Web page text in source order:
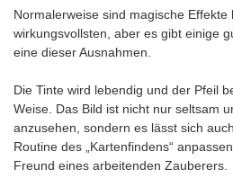
Normalerweise sind magische
wirkungsvollsten, aber es gibt einige
eine dieser Ausnahmen.
Die Tinte wird lebendig und der Pfeil
Weise. Das Bild ist nicht nur seltsam
anzusehen, sondern es lässt sich
Routine des „Kartenfindens“
Freund eines arbeitenden Zauberers.